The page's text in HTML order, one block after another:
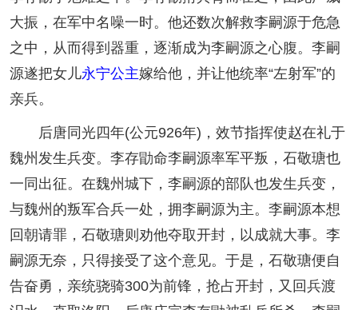
大振，在军中名噪一时。他还数次解救李嗣源于危急
之中，从而得到器重，逐渐成为李嗣源之心腹。李嗣
源遂把女儿永宁公主嫁给他，并让他统率“左射军”的
亲兵。
后唐同光四年(公元926年)，效节指挥使赵在礼于
魏州发生兵变。李存勖命李嗣源率军平叛，石敬瑭也
一同出征。在魏州城下，李嗣源的部队也发生兵变，
与魏州的叛军合兵一处，拥李嗣源为主。李嗣源本想
回朝请罪，石敬瑭则劝他夺取开封，以成就大事。李
嗣源无奈，只得接受了这个意见。于是，石敬瑭便自
告奋勇，亲统骁骑300为前锋，抢占开封，又回兵渡